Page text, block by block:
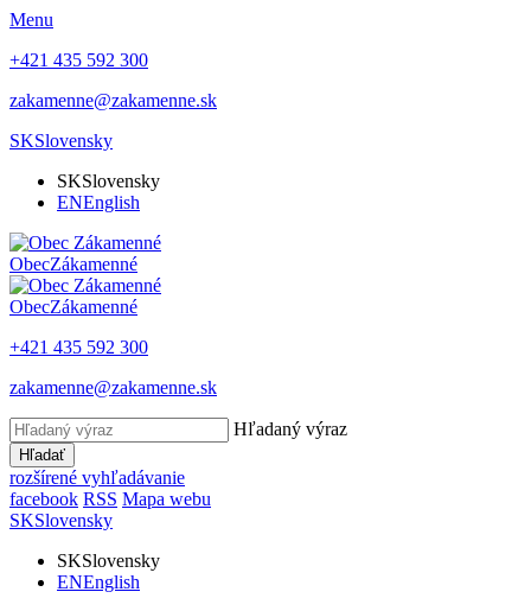
Menu
+421 435 592 300
zakamenne@zakamenne.sk
SKSlovensky
SKSlovensky
ENEnglish
ObecZákamenné
ObecZákamenné
+421 435 592 300
zakamenne@zakamenne.sk
Hľadaný výraz
Hľadať
rozšírené vyhľadávanie
facebook RSS Mapa webu
SKSlovensky
SKSlovensky
ENEnglish